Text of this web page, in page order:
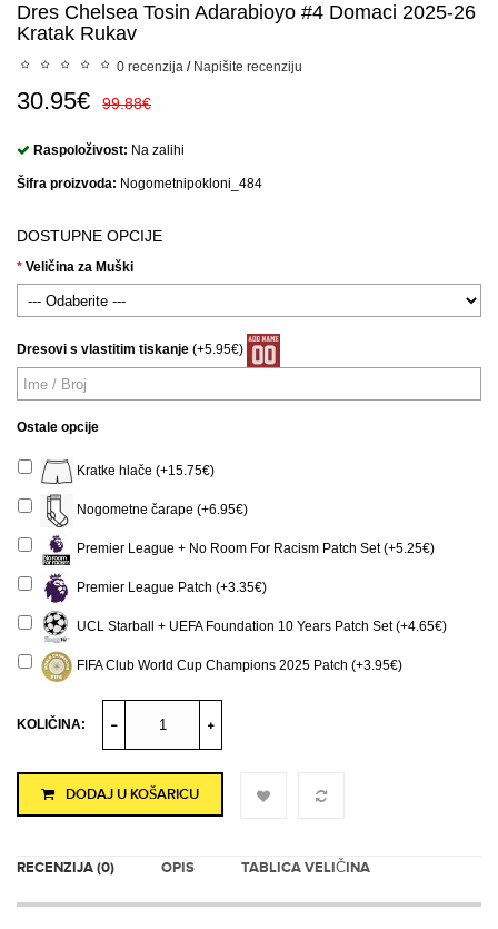
Dres Chelsea Tosin Adarabioyo #4 Domaci 2025-26
Kratak Rukav
0 recenzija / Napišite recenziju
30.95€ 99.88€
Raspoloživost: Na zalihi
Šifra proizvoda: Nogometnipokloni_484
DOSTUPNE OPCIJE
Veličina za Muški
Dresovi s vlastitim tiskanje (+5.95€)
Ostale opcije
Kratke hlače (+15.75€)
Nogometne čarape (+6.95€)
Premier League + No Room For Racism Patch Set (+5.25€)
Premier League Patch (+3.35€)
UCL Starball + UEFA Foundation 10 Years Patch Set (+4.65€)
FIFA Club World Cup Champions 2025 Patch (+3.95€)
KOLIČINA:
DODAJ U KOŠARICU
RECENZIJA (0) OPIS TABLICA VELIČINA